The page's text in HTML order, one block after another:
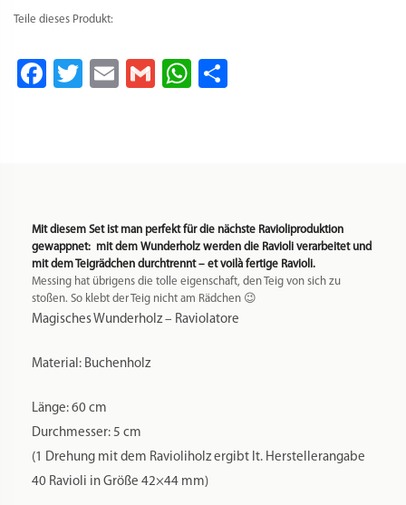
leichter reisst er. D.h. ggf. am Anfang lieber noch nicht ganz
Mit dem Rollholz rollt man ganz leicht über die Nudelbahn
Druck. Die Enden der Ravioli schneidet man mit einem
Teigrädchen ab. Wenn durch den festen Druck die Raviolis
noch nicht getrennt wurden, trennt man mit dem
Teigrädchen auch die einzelnen Raviolis voneinander.
Solltet ihr noch kein Teigrädchen haben, finden ihr dieses in
kategorie/zubehoer/teigschneider/
noch einfachere Art. Man spart sich die Arbeit der einzelnen